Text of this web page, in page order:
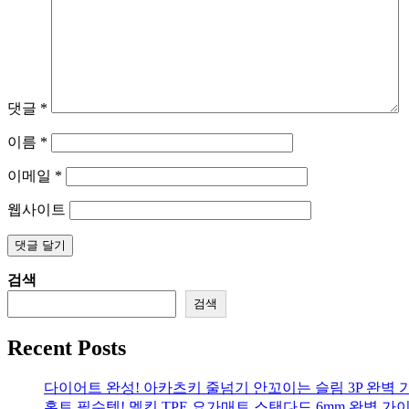
댓글 *
이름 *
이메일 *
웹사이트
검색
검색
Recent Posts
다이어트 완성! 아카츠키 줄넘기 안꼬이는 슬림 3P 완벽